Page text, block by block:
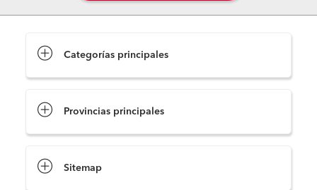
Categorías principales
Provincias principales
Sitemap